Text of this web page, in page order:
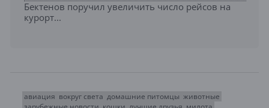
Бектенов поручил увеличить число рейсов на
курорт...
авиация вокруг света домашние питомцы животные